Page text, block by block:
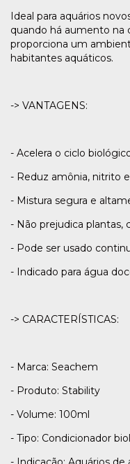
Ideal para aquários
quando há aumento na
proporciona um
habitantes aquáticos.
-> VANTAGENS:
- Acelera o ciclo
- Reduz amônia, nitrito
- Mistura segura e
- Não prejudica plantas,
- Pode ser usado
- Indicado para água
-> CARACTERÍSTICAS:
- Marca: Seachem
- Produto: Stability
- Volume: 100ml
- Tipo: Condicionador